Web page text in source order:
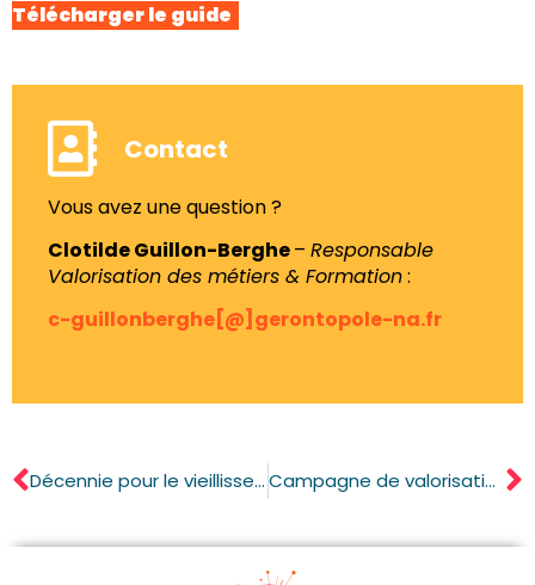
Télécharger le guide
Contact
Vous avez une question ?
Clotilde Guillon-Berghe– Responsable
Valorisation des métiers & Formation:
c-guillonberghe[@]gerontopole-na.fr
Décennie pour le vieillissement en bonne santé des Nations unies – Publication sur le Rallye des métiers de l’aide à la personne Campagne de valorisation des métiers